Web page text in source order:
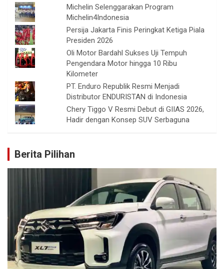
Michelin Selenggarakan Program
Michelin4Indonesia
Persija Jakarta Finis Peringkat Ketiga Piala
Presiden 2026
Oli Motor Bardahl Sukses Uji Tempuh
Pengendara Motor hingga 10 Ribu
Kilometer
PT. Enduro Republik Resmi Menjadi
Distributor ENDURISTAN di Indonesia
Chery Tiggo V Resmi Debut di GIIAS 2026,
Hadir dengan Konsep SUV Serbaguna
Berita Pilihan